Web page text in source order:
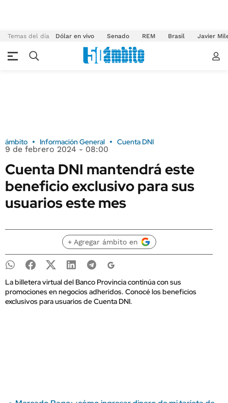
Temas del día Dólar en vivo Senado REM Brasil Javier
ámbito Información General Cuenta DNI
9 de febrero 2024 - 08:00
Cuenta DNI mantendrá este
beneficio exclusivo para sus
usuarios este mes
+ Agregar ámbito en
La billetera virtual del Banco Provincia continúa con sus
promociones en negocios adheridos. Conocé los beneficios
exclusivos para usuarios de Cuenta DNI.